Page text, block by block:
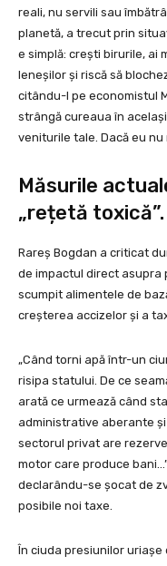
reali, nu servili sau
planetă, a trecut prin
e simplă: crești birurile, ai
leneșilor și riscă să
citându-l pe economistul
strângă cureaua în
veniturile tale. Dacă eu
Măsurile
„rețetă
Rareș Bogdan a criticat
de impactul direct asupra
scumpit alimentele de
creșterea accizelor și a
„Când torni apă într-un
risipa statului. De ce
arată ce urmează când
administrative aberante
sectorul privat are
motor care produce
declarându-se șocat de
posibile noi taxe.
În ciuda presiunilor